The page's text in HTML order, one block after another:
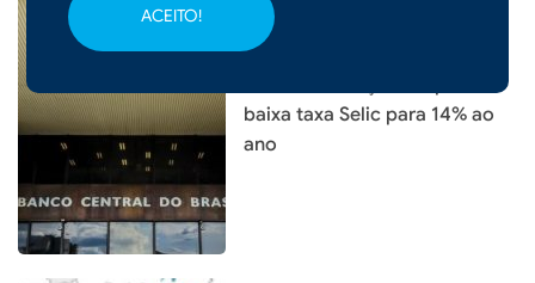
ACEITO!
CIDADES
baixa taxa Selic para 14% ao
ano